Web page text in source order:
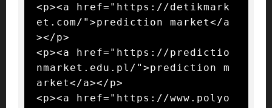
<p><a href="https://detikmark
et.com/">prediction market</a
></p>
<p><a href="https://predictio
nmarket.edu.pl/">prediction m
arket</a></p>
<p><a href="https://www.polyo